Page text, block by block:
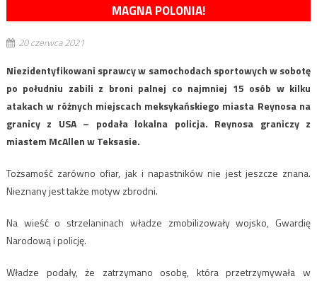
MAGNA POLONIA!
20 czerwca 2021
Niezidentyfikowani sprawcy w samochodach sportowych w sobotę
po południu zabili z broni palnej co najmniej 15 osób w kilku
atakach w różnych miejscach meksykańskiego miasta Reynosa na
granicy z USA – podała lokalna policja. Reynosa graniczy z
miastem McAllen w Teksasie.
Tożsamość zarówno ofiar, jak i napastników nie jest jeszcze znana.
Nieznany jest także motyw zbrodni.
Na wieść o strzelaninach władze zmobilizowały wojsko, Gwardię
Narodową i policję.
Władze podały, że zatrzymano osobę, która przetrzymywała w